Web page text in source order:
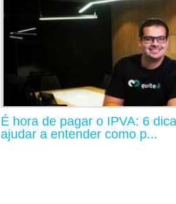
É hora de pagar o IPVA: 6
ajudar a entender como p...